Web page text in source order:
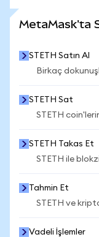
MetaMask'ta
STETH Satın Al
Birkaç
STETH Sat
STETH
STETH Takas Et
STETH ile
Tahmin Et
STETH ve
Vadeli İşlemler